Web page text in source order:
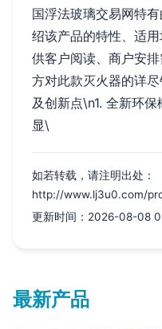
国浮法玻璃交易网特
绍该产品的特性、适
供客户阅读、商户安
方对此款灭火器的详
及创新点\n1. 全新环
显\
如若转载，请注明出处：
http://www.lj3u0.com/
更新时间：2026-08-08
最新产品